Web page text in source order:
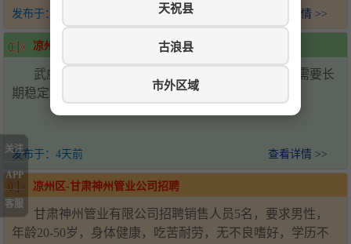
天祝县
古浪县
市外区域
发布于： 查看详情 >>
凉州区-招聘
武威万达广场招聘川湘菜炒锅两名，配菜两名，需要长
期稳定，要求技术过硬，联系电话19958567158
发布于： 4天前 查看详情 >>
凉州区-甘肃神州管业公司招聘
甘肃神州管业有限公司招聘销售人员5名，要求男性，
年龄20-50岁，身体健康，吃苦耐劳，无不良嗜好，学历不
关注
APP
客服